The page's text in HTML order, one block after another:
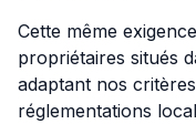
Cette même
propriétaires situés
adaptant nos
réglementations